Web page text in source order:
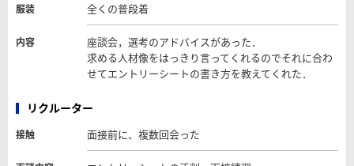
服装 全くの普段着
内容
座談会，選考のアドバイスがあった．
求める人材像をはっきり言ってくれるのでそれに合わ
せてエントリーシートの書き方を教えてくれた．
リクルーター
接触 面接前に、複数回会った